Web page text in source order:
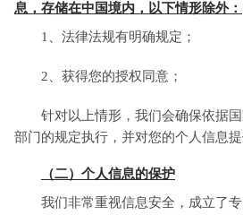
息，存储在中国境内，以下情形除外：
1、法律法规有明确规定；
2、获得您的授权同意；
针对以上情形，我们会确保依据
部门的规定执行，并对您的个人信息提
（二）个人信息的保护
我们非常重视信息安全，成立了